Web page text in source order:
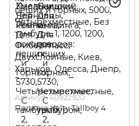
Артикул: 40822920
Палатка Kelty Tallboy 4